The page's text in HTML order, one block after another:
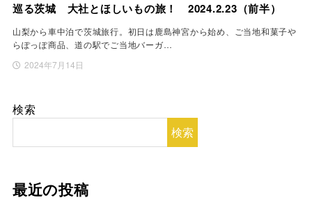
巡る茨城 大社とほしいもの旅！ 2024.2.23（前半）
山梨から車中泊で茨城旅行。初日は鹿島神宮から始め、ご当地和菓子や
らぽっぽ商品、道の駅でご当地バーガ…
2024年7月14日
検索
検索
最近の投稿